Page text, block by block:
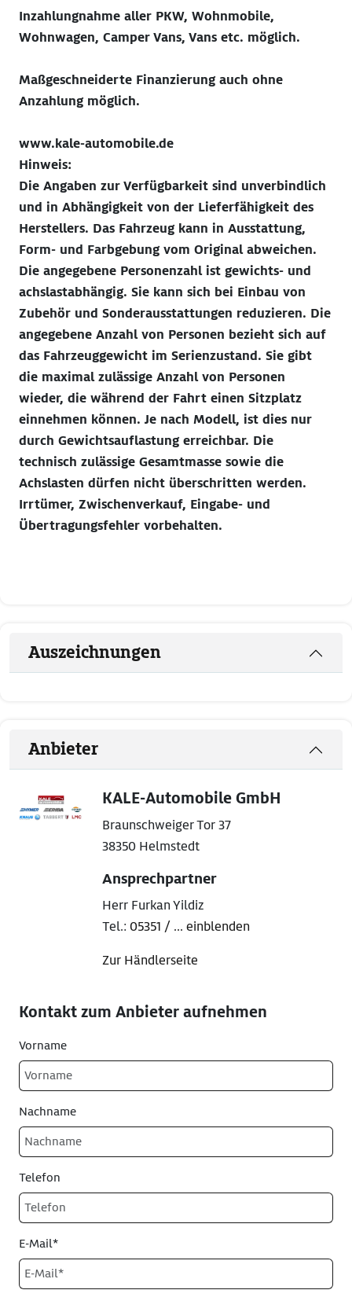
Inzahlungnahme aller PKW, Wohnmobile,
Wohnwagen, Camper Vans, Vans etc. möglich.
Maßgeschneiderte Finanzierung auch ohne
Anzahlung möglich.
www.kale-automobile.de
Hinweis:
Die Angaben zur Verfügbarkeit sind unverbindlich
und in Abhängigkeit von der Lieferfähigkeit des
Herstellers. Das Fahrzeug kann in Ausstattung,
Form- und Farbgebung vom Original abweichen.
Die angegebene Personenzahl ist gewichts- und
achslastabhängig. Sie kann sich bei Einbau von
Zubehör und Sonderausstattungen reduzieren. Die
angegebene Anzahl von Personen bezieht sich auf
das Fahrzeuggewicht im Serienzustand. Sie gibt
die maximal zulässige Anzahl von Personen
wieder, die während der Fahrt einen Sitzplatz
einnehmen können. Je nach Modell, ist dies nur
durch Gewichtsauflastung erreichbar. Die
technisch zulässige Gesamtmasse sowie die
Achslasten dürfen nicht überschritten werden.
Irrtümer, Zwischenverkauf, Eingabe- und
Übertragungsfehler vorbehalten.
Auszeichnungen
Anbieter
KALE-Automobile GmbH
Braunschweiger Tor 37
38350 Helmstedt
Ansprechpartner
Herr Furkan Yildiz
Tel.: 05351 / ... einblenden
Zur Händlerseite
Kontakt zum Anbieter aufnehmen
Vorname
Nachname
Telefon
E-Mail*